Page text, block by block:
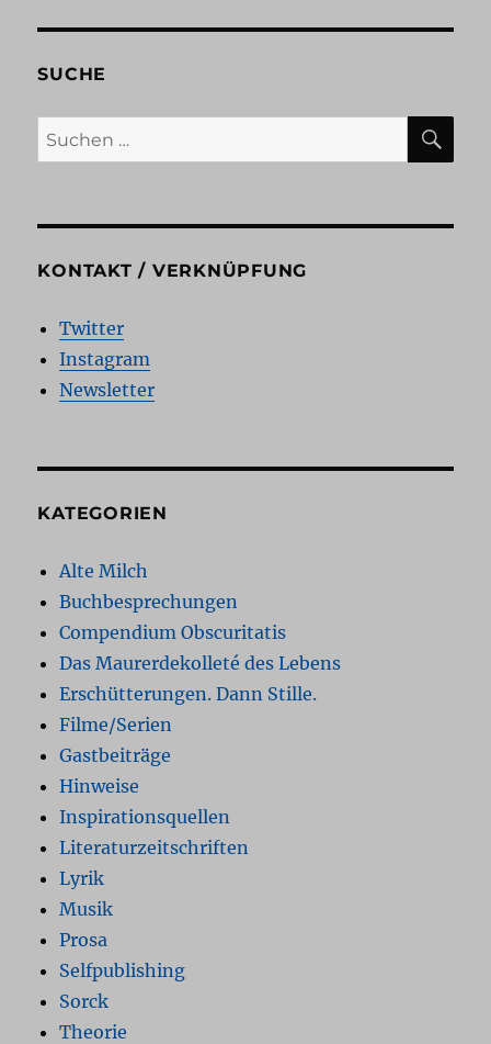
SUCHE
Suchen
nach:
KONTAKT / VERKNÜPFUNG
Twitter
Instagram
Newsletter
KATEGORIEN
Alte Milch
Buchbesprechungen
Compendium Obscuritatis
Das Maurerdekolleté des Lebens
Erschütterungen. Dann Stille.
Filme/Serien
Gastbeiträge
Hinweise
Inspirationsquellen
Literaturzeitschriften
Lyrik
Musik
Prosa
Selfpublishing
Sorck
Theorie